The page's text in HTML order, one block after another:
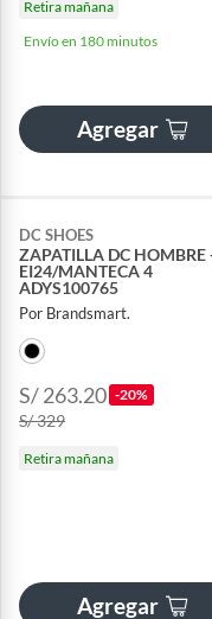
Retira mañana
Envío en 180 minutos
Agregar
DC SHOES
ZAPATILLA DC HOMBRE
EI24/MANTECA 4
ADYS100765
Por Brandsmart.
S/ 263.20 -20%
S/ 329
Retira mañana
Agregar